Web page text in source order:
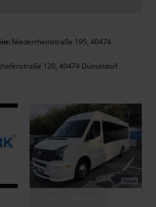
Niederrheinstraße 195, 40474
120, 40474 Düsseldorf